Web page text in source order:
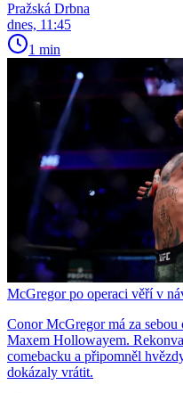
Pražská Drbna
dnes, 11:45
1 min
McGregor po operaci věří v
Conor McGregor má za
Maxem Hollowayem.
comebacku a připomněl
dokázaly vrátit.